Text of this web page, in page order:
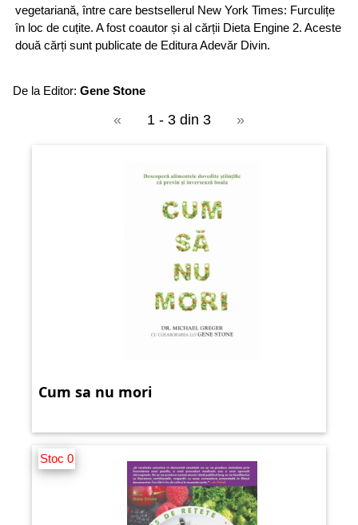
vegetariană, între care bestsellerul New York Times: Furculițe
în loc de cuțite. A fost coautor și al cărții Dieta Engine 2. Aceste
două cărți sunt publicate de Editura Adevăr Divin.
De la Editor: Gene Stone
« 1 - 3 din 3 »
Cum sa nu mori
Stoc 0